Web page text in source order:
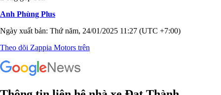
Anh Phùng Plus
Ngày xuất bản: Thứ năm, 24/01/2025 11:27 (UTC +7:00)
Theo dõi Zappia Motors trên